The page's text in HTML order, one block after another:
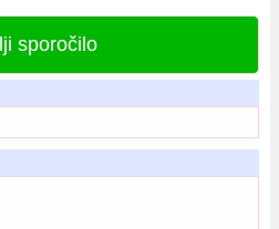
sporočilo